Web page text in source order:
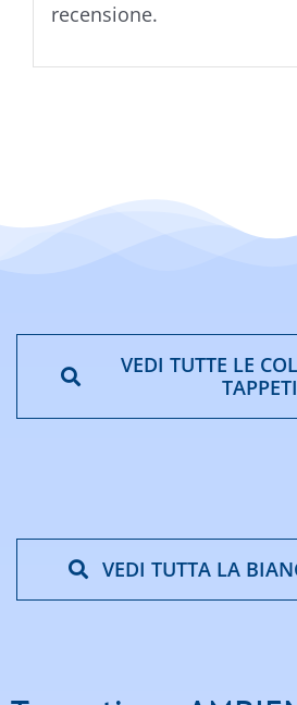
recensione.
VEDI TUTTE LE
TAPPETI
VEDI TUTTA LA